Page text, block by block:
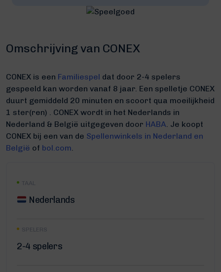
TAAL
Nederlands
SPELERS
2-4 spelers
Omschrijving van CONEX
CONEX is een Familiespel dat door 2-4 spelers
gespeeld kan worden vanaf 8 jaar. Een spelletje CONEX
duurt gemiddeld 20 minuten en scoort qua moeilijkheid
1 ster(ren) . CONEX wordt in het Nederlands in
Nederland & België uitgegeven door HABA. Je koopt
CONEX bij een van de Spellenwinkels in Nederland en
België of bol.com.